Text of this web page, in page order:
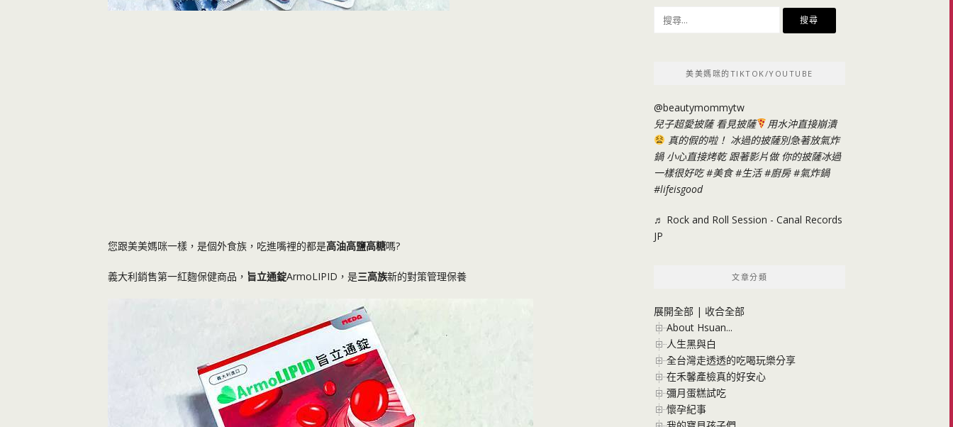
您跟美美媽咪一樣，是個外食族，吃進嘴裡的都是高油高鹽高糖嗎?
義大利銷售第一紅麴保健商品， 旨立通錠ArmoLIPID，是三高族新的對策管理保養
尋
美美媽咪的TIKTOK/YOUTUBE
@beautymommytw
兒子超愛披薩 看見披薩
用水沖直接崩潰
真的假的啦！ 冰過的披薩別急著放氣炸
鍋 小心直接烤乾 跟著影片做 你的披薩冰過
一樣很好吃#美食 #生活 #廚房 #氣炸鍋
#lifeisgood
♬ Rock and Roll Session - Canal Records
JP
文章分類
展開全部 | 收合全部
About Hsuan...
人生黑與白
全台灣走透透的吃喝玩樂分享
在禾馨產檢真的好安心
彌月蛋糕試吃
懷孕紀事